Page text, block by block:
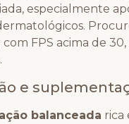
especialmente
FPS acima de
e
balanceada rica